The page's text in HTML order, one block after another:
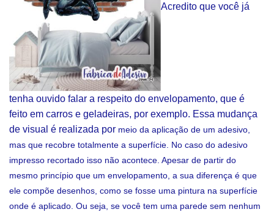
Acredito que você já
tenha ouvido falar a respeito do envelopamento, que é
feito em carros e geladeiras, por exemplo. Essa mudança
de visual é realizada por meio da aplicação de um adesivo,
mas que recobre totalmente a superfície. No caso do adesivo
impresso recortado isso não acontece. Apesar de partir do
mesmo princípio que um envelopamento, a sua diferença é que
ele compõe desenhos, como se fosse uma pintura na superfície
onde é aplicado. Ou seja, se você tem uma parede sem nenhum